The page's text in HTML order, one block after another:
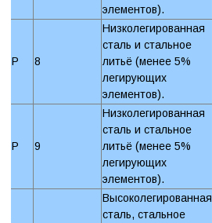
элементов).
P 8
Низколегированная
сталь и стальное
литьё (менее 5%
легирующих
элементов).
P 9
Низколегированная
сталь и стальное
литьё (менее 5%
легирующих
элементов).
Высоколегированная
сталь, стальное